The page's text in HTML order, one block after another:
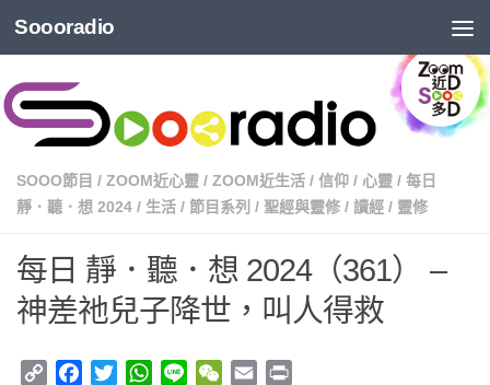
Soooradio
SOOO節目 / ZOOM近心靈 / ZOOM近生活 / 信仰 / 心靈 / 每日
靜．聽．想 2024 / 生活 / 節目系列 / 聖經與靈修 / 讀經 / 靈修
每日 靜．聽．想 2024（361） –
神差祂兒子降世，叫人得救
Copy
Facebook
TwitterWhatsApp
Line WeChat
Email